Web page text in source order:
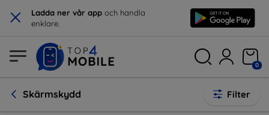
× Ladda ner vår app och handla
enklare.
0
Skärmskydd Filter